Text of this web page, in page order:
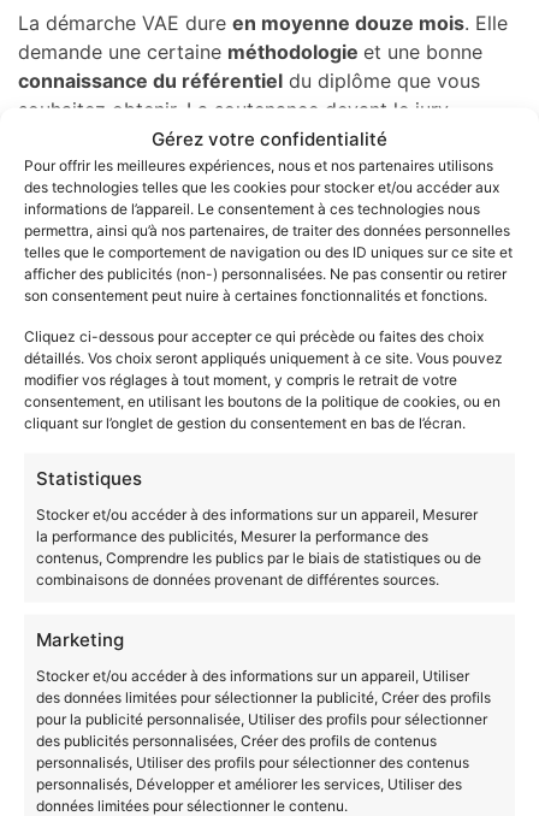
Gérez votre confidentialité
Pour offrir les meilleures expériences, nous et nos partenaires utilisons
des technologies telles que les cookies pour stocker et/ou accéder aux
informations de l’appareil. Le consentement à ces technologies nous
permettra, ainsi qu’à nos partenaires, de traiter des données personnelles
telles que le comportement de navigation ou des ID uniques sur ce site et
afficher des publicités (non-) personnalisées. Ne pas consentir ou retirer
son consentement peut nuire à certaines fonctionnalités et fonctions.
Cliquez ci-dessous pour accepter ce qui précède ou faites des choix
détaillés. Vos choix seront appliqués uniquement à ce site. Vous pouvez
modifier vos réglages à tout moment, y compris le retrait de votre
consentement, en utilisant les boutons de la politique de cookies, ou en
cliquant sur l’onglet de gestion du consentement en bas de l’écran.
Statistiques
Stocker et/ou accéder à des informations sur un appareil, Mesurer
la performance des publicités, Mesurer la performance des
contenus, Comprendre les publics par le biais de statistiques ou de
combinaisons de données provenant de différentes sources.
Marketing
Stocker et/ou accéder à des informations sur un appareil, Utiliser
des données limitées pour sélectionner la publicité, Créer des profils
pour la publicité personnalisée, Utiliser des profils pour sélectionner
des publicités personnalisées, Créer des profils de contenus
personnalisés, Utiliser des profils pour sélectionner des contenus
personnalisés, Développer et améliorer les services, Utiliser des
données limitées pour sélectionner le contenu.
La démarche VAE dure en moyenne douze mois. Elle
demande une certaine méthodologie et une bonne
connaissance du référentiel du diplôme que vous
souhaitez obtenir. La soutenance devant le jury
demande elle aussi une bonnepréparation
connaissance des attentes du jury.
C’est pourquoil’accompagnement VAE est fortement
conseillé. Il permet en effet d’êtreaidé et conseillé
tout au long du processus. Votre accompagnateur
vous fera bénéficier de son expérience et de ses
conseils afin de
manièreet de vouspréparer à la présentationdevant
le jury. Il vous évitera des erreurs et vous permettra
ainsi d’augmenter vos chances de réussite.
VAE Diplôme d’État
d’Assistant de service
diplôme
Leréférentielest un document quifait état des
connaissances nécessairesà l’obtention d’un
diplôme.
Le référentiel de cette certification s’articule autour